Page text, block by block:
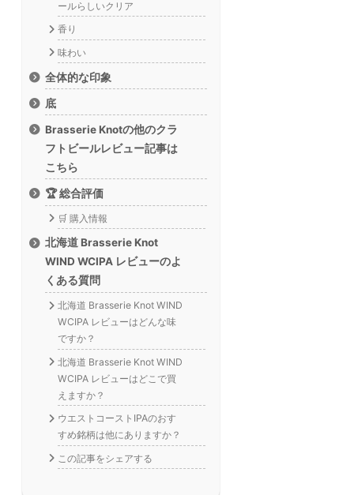
ールらしいクリア
香り
味わい
全体的な印象
底
Brasserie Knotの他のクラ
フトビールレビュー記事は
こちら
🏆 総合評価
🛒 購入情報
北海道 Brasserie Knot
WIND WCIPA レビューのよ
くある質問
北海道 Brasserie Knot WIND
WCIPA レビューはどんな味
ですか？
北海道 Brasserie Knot WIND
WCIPA レビューはどこで買
えますか？
ウエストコーストIPAのおす
すめ銘柄は他にありますか？
この記事をシェアする